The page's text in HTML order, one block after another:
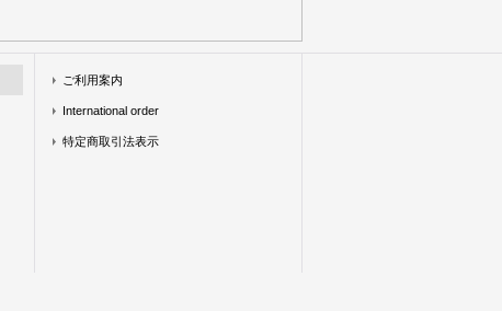
ご利用案内
International order
特定商取引法表示